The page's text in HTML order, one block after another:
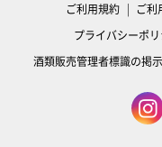
ご利用規約 ご利
プライバシーポ
酒類販売管理者標識の掲示